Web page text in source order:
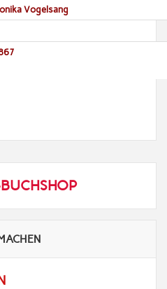
Vogelsang